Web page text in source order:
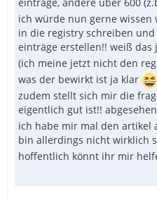
ich würde nun gerne
in die registry schreiben und
einträge erstellen!! weiß das
(ich meine jetzt nicht den
was der bewirkt ist ja klar
zudem stellt sich mir die
eigentlich gut ist!!
ich habe mir mal den artikel
bin allerdings nicht wirklich
hoffentlich könnt ihr mir